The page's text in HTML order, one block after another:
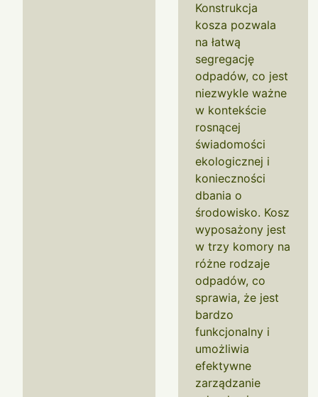
Konstrukcja
kosza pozwala
na łatwą
segregację
odpadów, co jest
niezwykle ważne
w kontekście
rosnącej
świadomości
ekologicznej i
konieczności
dbania o
środowisko. Kosz
wyposażony jest
w trzy komory na
różne rodzaje
odpadów, co
sprawia, że jest
bardzo
funkcjonalny i
umożliwia
efektywne
zarządzanie